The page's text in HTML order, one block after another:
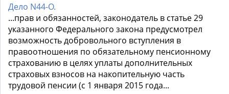
Дело N44-О.
...прав и обязанностей, законодатель в статье 29
указанного Федерального закона предусмотрел
возможность добровольного вступления в
правоотношения по обязательному пенсионному
страхованию в целях уплаты дополнительных
страховых взносов на накопительную часть
трудовой пенсии (с 1 января 2015 года...